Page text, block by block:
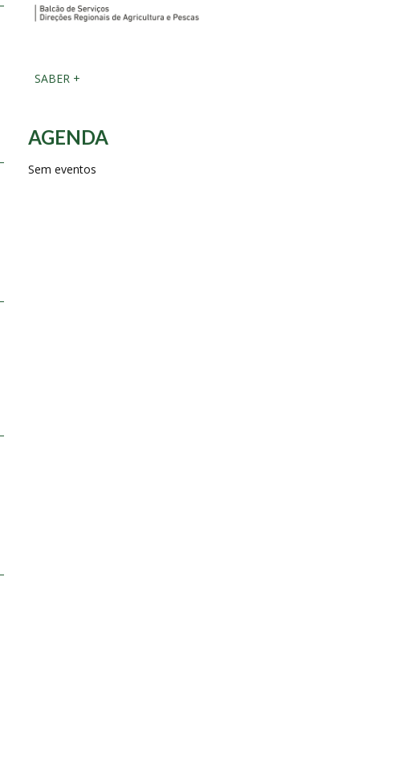
SABER +
AGENDA
Sem eventos